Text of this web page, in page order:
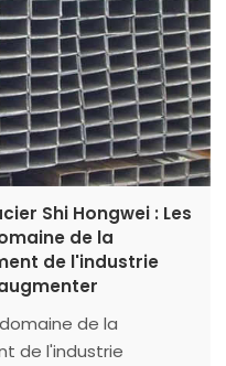
Shi Hongwei : Les
de la
de l'industrie
de la
de l'industrie